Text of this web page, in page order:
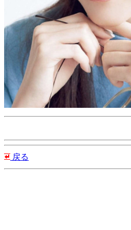
戻る